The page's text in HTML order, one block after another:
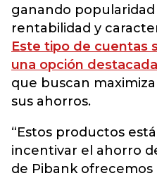
ganando
rentabilidad y
Este tipo de cuentas
una opción
que buscan
sus ahorros.
“Estos productos
incentivar el ahorro
de Pibank ofrecemos